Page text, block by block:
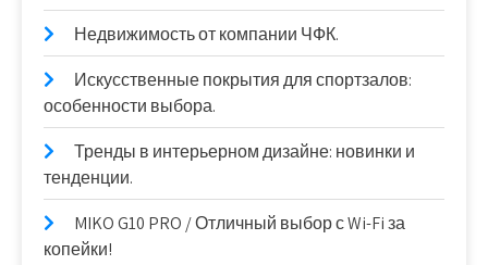
Недвижимость от компании ЧФК.
Искусственные покрытия для спортзалов:
особенности выбора.
Тренды в интерьерном дизайне: новинки и
тенденции.
MIKO G10 PRO / Отличный выбор с Wi-Fi за
копейки!